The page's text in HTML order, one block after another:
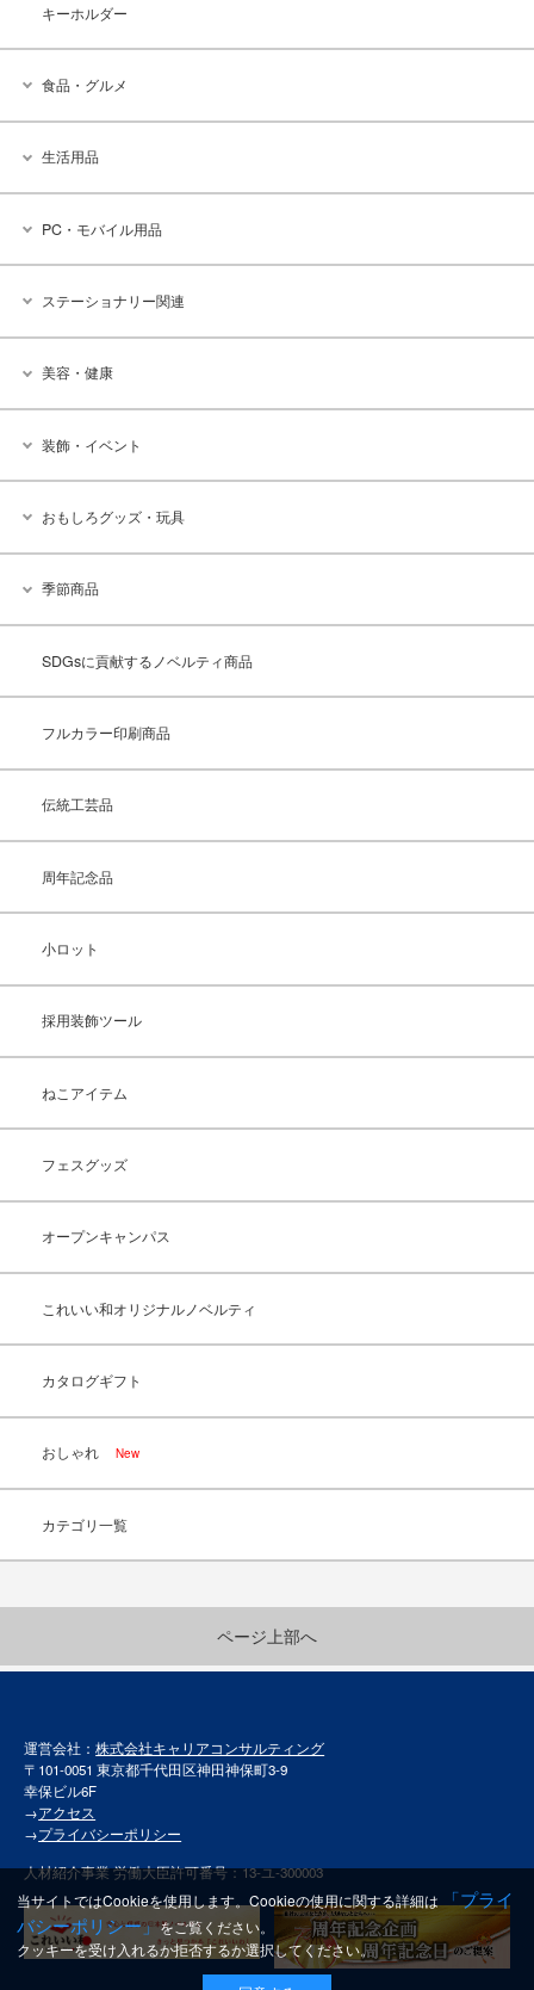
キーホルダー
食品・グルメ
生活用品
PC・モバイル用品
ステーショナリー関連
美容・健康
装飾・イベント
おもしろグッズ・玩具
季節商品
SDGsに貢献するノベルティ商品
フルカラー印刷商品
伝統工芸品
周年記念品
小ロット
採用装飾ツール
ねこアイテム
フェスグッズ
オープンキャンパス
これいい和オリジナルノベルティ
カタログギフト
おしゃれ New
カテゴリ一覧
ページ上部へ
運営会社：株式会社キャリアコンサルティング
〒101-0051 東京都千代田区神田神保町3-9
幸保ビル6F
→アクセス
→プライバシーポリシー
人材紹介事業 労働大臣許可番号：13-ユ-300003
当サイトではCookieを使用します。Cookieの使用に関する詳細は
「プライ
バシーポリシー」をご覧ください。
クッキーを受け入れるか拒否するか選択してください。